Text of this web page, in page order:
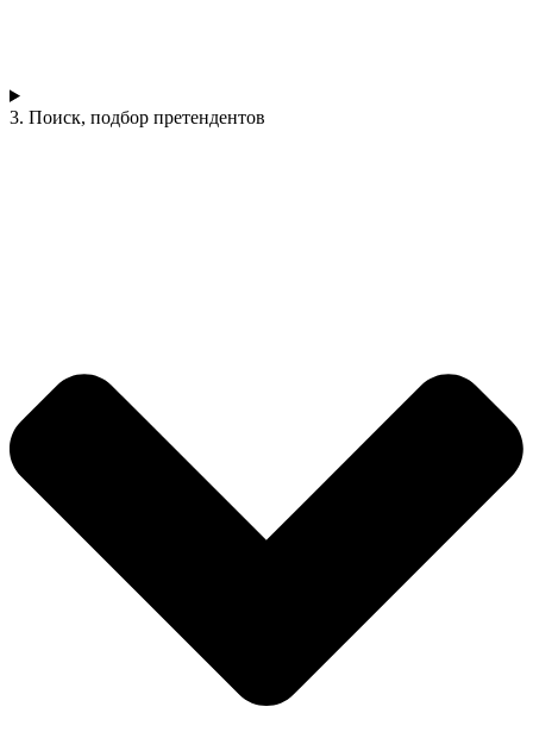
3. Поиск, подбор претендентов